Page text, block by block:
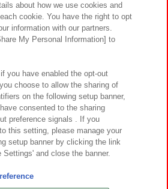
ステナビリティ サイトポリシー
ウェブアクセシビリティ方針と検証結果
ともに
応方針 よくあるご質問・お問い合わせ
Namco Amusement Inc.
Namco Amusement Lab Inc.
about how we use cookies and
cookie. You have the right to opt
information with our partners.
My Personal Information] to
you have enabled the opt-out
choose to allow the sharing of
on the following setup banner,
consented to the sharing
preference signals . If you
this setting, please manage your
setup banner by clicking the link
Settings' and close the banner.